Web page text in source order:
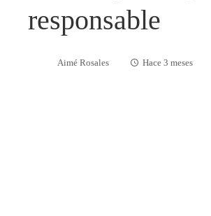
responsable
Aimé Rosales Hace 3 meses